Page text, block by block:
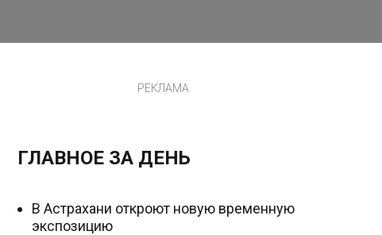
РЕКЛАМА
ГЛАВНОЕ ЗА ДЕНЬ
В Астрахани откроют новую временную
экспозицию